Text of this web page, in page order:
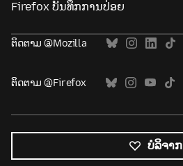
Firefox ບັນທຶກການປ່ອຍ
ຕິດຕາມ @Mozilla
ຕິດຕາມ @Firefox
ບໍລິຈາກ